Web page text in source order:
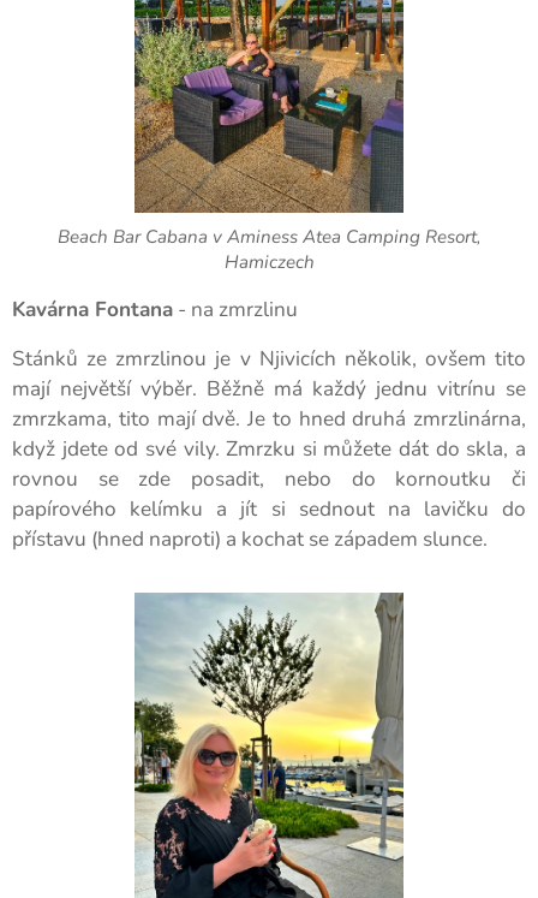
Beach Bar Cabana v Aminess Atea Camping Resort,
Hamiczech
Kavárna Fontana - na zmrzlinu
Stánků ze zmrzlinou je v Njivicích několik, ovšem tito
mají největší výběr. Běžně má každý jednu vitrínu se
zmrzkama, tito mají dvě. Je to hned druhá zmrzlinárna,
když jdete od své vily. Zmrzku si můžete dát do skla, a
rovnou se zde posadit, nebo do kornoutku či
papírového kelímku a jít si sednout na lavičku do
přístavu (hned naproti) a kochat se západem slunce.